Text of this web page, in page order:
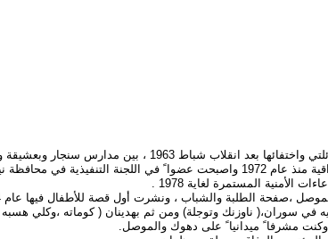
وأكملت الأعدادية في الموصل، الدراسة المسائية وكنت حينها عامل فرن.
من العمل في منتصف السبعينات.
الأمنية المستمرة لغاية 1978 .
الطلبة والشباب ، ونشرت أول قصة للأطفال فيها عام 1974.
مشرفا ً ميدانيا ً على دهوك والموصل.